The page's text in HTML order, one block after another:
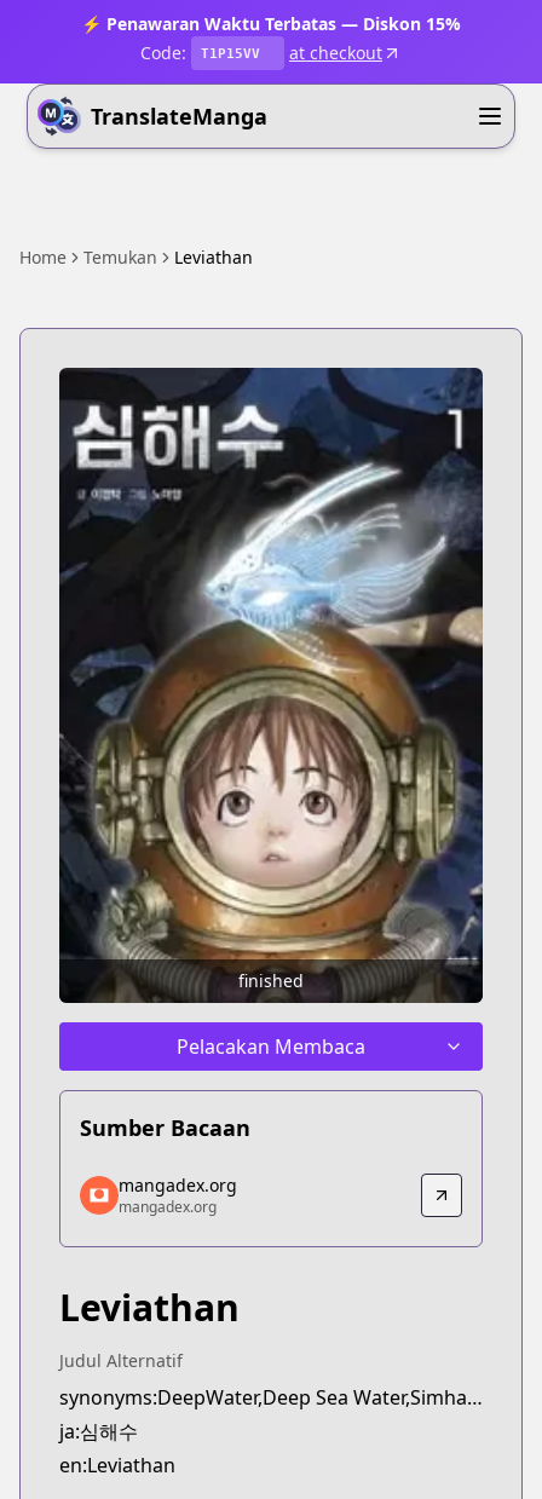
⚡ Penawaran Waktu Terbatas — Diskon 15%
Code:
T1P15VV at checkout
TranslateManga
Home Temukan Leviathan
finished
Pelacakan Membaca
Sumber Bacaan
mangadex.org
mangadex.org
https://mangadex.org/title/274a8e39-71a8-4bd2-
mangadex.org
mangadex.org
Leviathan
Judul Alternatif
synonyms:DeepWater,Deep Sea Water,Simhaesu
ja:심해수
en:Leviathan